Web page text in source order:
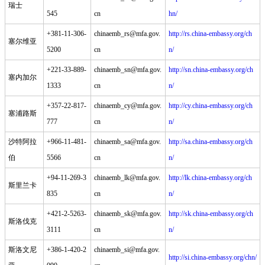
瑞士
545
cn
hn/
塞尔维亚
+381-11-306-
5200
chinaemb_rs@mfa.gov.
cn
http://rs.china-embassy.org/ch
n/
塞内加尔
+221-33-889-
1333
chinaemb_sn@mfa.gov.
cn
http://sn.china-embassy.org/ch
n/
塞浦路斯
+357-22-817-
777
chinaemb_cy@mfa.gov.
cn
http://cy.china-embassy.org/ch
n/
沙特阿拉
伯
+966-11-481-
5566
chinaemb_sa@mfa.gov.
cn
http://sa.china-embassy.org/ch
n/
斯里兰卡
+94-11-269-3
835
chinaemb_lk@mfa.gov.
cn
http://lk.china-embassy.org/ch
n/
斯洛伐克
+421-2-5263-
3111
chinaemb_sk@mfa.gov.
cn
http://sk.china-embassy.org/ch
n/
斯洛文尼
+386-1-420-2
chinaemb_si@mfa.gov.
http://si.china-embassy.org/chn/